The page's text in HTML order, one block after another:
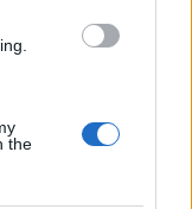
the
News.
μου είχε